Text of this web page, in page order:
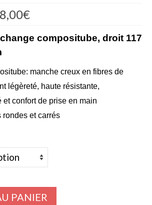
d’Antan
fleurs
€
prix :
à
28,00€
compositube, droit 117
manche creux en fibres de
légèreté, haute résistante,
et confort de prise en main
rondes et carrés
PANIER